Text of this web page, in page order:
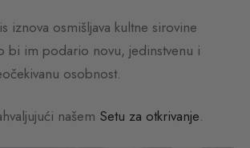
iznova osmišljava kultne sirovine
bi im podario novu, jedinstvenu i
osobnost.
našem Setu za otkrivanje.